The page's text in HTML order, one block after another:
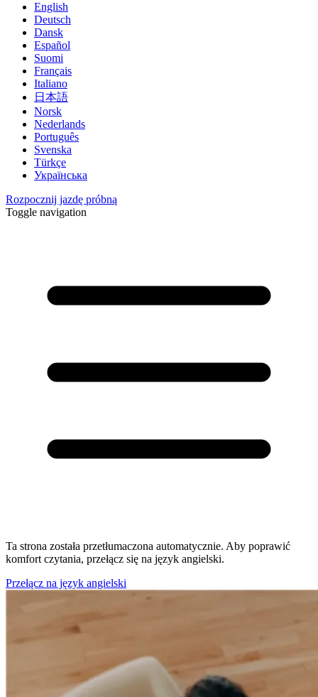
English
Deutsch
Dansk
Español
Suomi
Français
Italiano
日本語
Norsk
Nederlands
Português
Svenska
Türkçe
Українська
Rozpocznij jazdę próbną
Toggle navigation
Ta strona została przetłumaczona automatycznie. Aby poprawić
komfort czytania, przełącz się na język angielski.
Przełącz na język angielski